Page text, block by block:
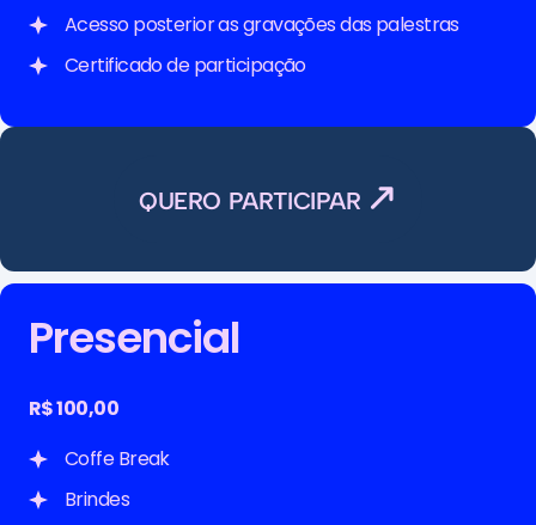
Acesso posterior as gravações das palestras
Certificado de participação
QUERO PARTICIPAR
Presencial
R$ 100,00
Coffe Break
Brindes